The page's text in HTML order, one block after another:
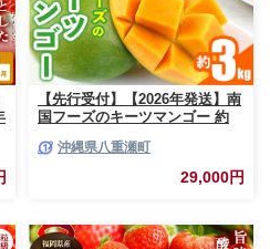
【先行受付】【2026年発送】南
国フーズのキーツマンゴー 約
南国フルーツ 旬の味覚 沖縄県
産 国産マンゴー 希少種 オスス
沖縄県八重瀬町
29,000円